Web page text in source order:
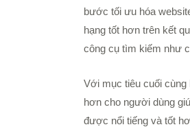
bước tối ưu hóa
hạng tốt hơn trên kết
công cụ tìm kiếm như
Với mục tiêu cuối cùng
hơn cho người dùng
được nổi tiếng và tốt